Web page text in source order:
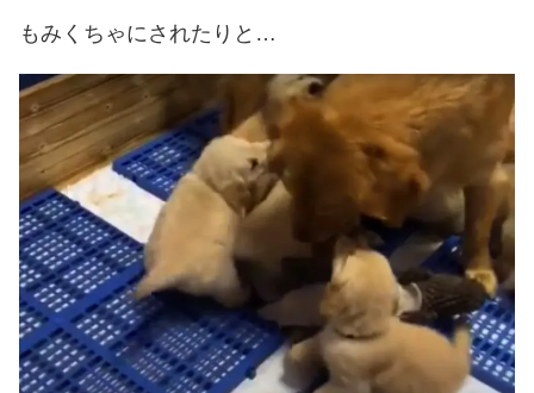
もみくちゃにされたりと…